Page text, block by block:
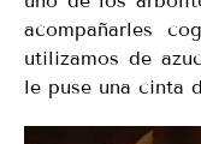
acompañarles
utilizamos de
le puse una cinta